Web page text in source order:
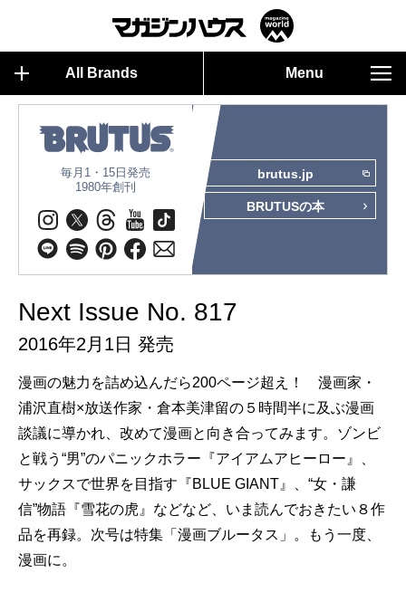
All Brands Menu
毎月1・15日発売
1980年創刊
brutus.jp
BRUTUSの本
Next Issue No. 817
2016年2月1日 発売
漫画の魅力を詰め込んだら200ページ超え！ 漫画家・
浦沢直樹×放送作家・倉本美津留の５時間半に及ぶ漫画
談議に導かれ、改めて漫画と向き合ってみます。ゾンビ
と戦う“男”のパニックホラー『アイアムアヒーロー』、
サックスで世界を目指す『BLUE GIANT』、“女・謙
信”物語『雪花の虎』などなど、いま読んでおきたい８作
品を再録。次号は特集「漫画ブルータス」。もう一度、
漫画に。